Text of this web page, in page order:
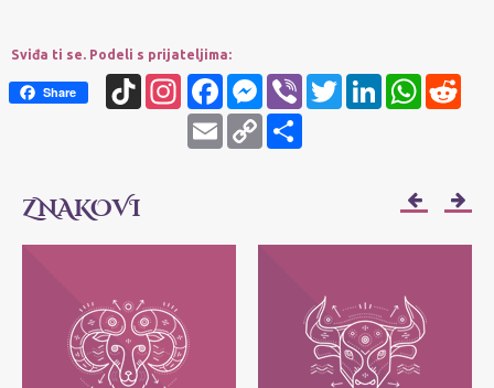
Sviđa ti se. Podeli s prijateljima:
Share
TikTok InstagramFacebookMessenger
Viber TwitterLinkedInWhatsApp
Email
Copy
Link
ZNAKOVI
OVAN
Njihov moto je: Ja sam! Najvažnije im je
da svako može da bude ono što jeste, bez
pretvaranja.
BIK
Njihov moto je: Ja imam - posedujem!
Najvažnije im je da zadrže ono što im
pripada.